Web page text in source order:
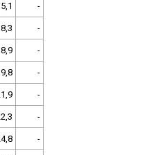
-
-
-
-
-
-
-